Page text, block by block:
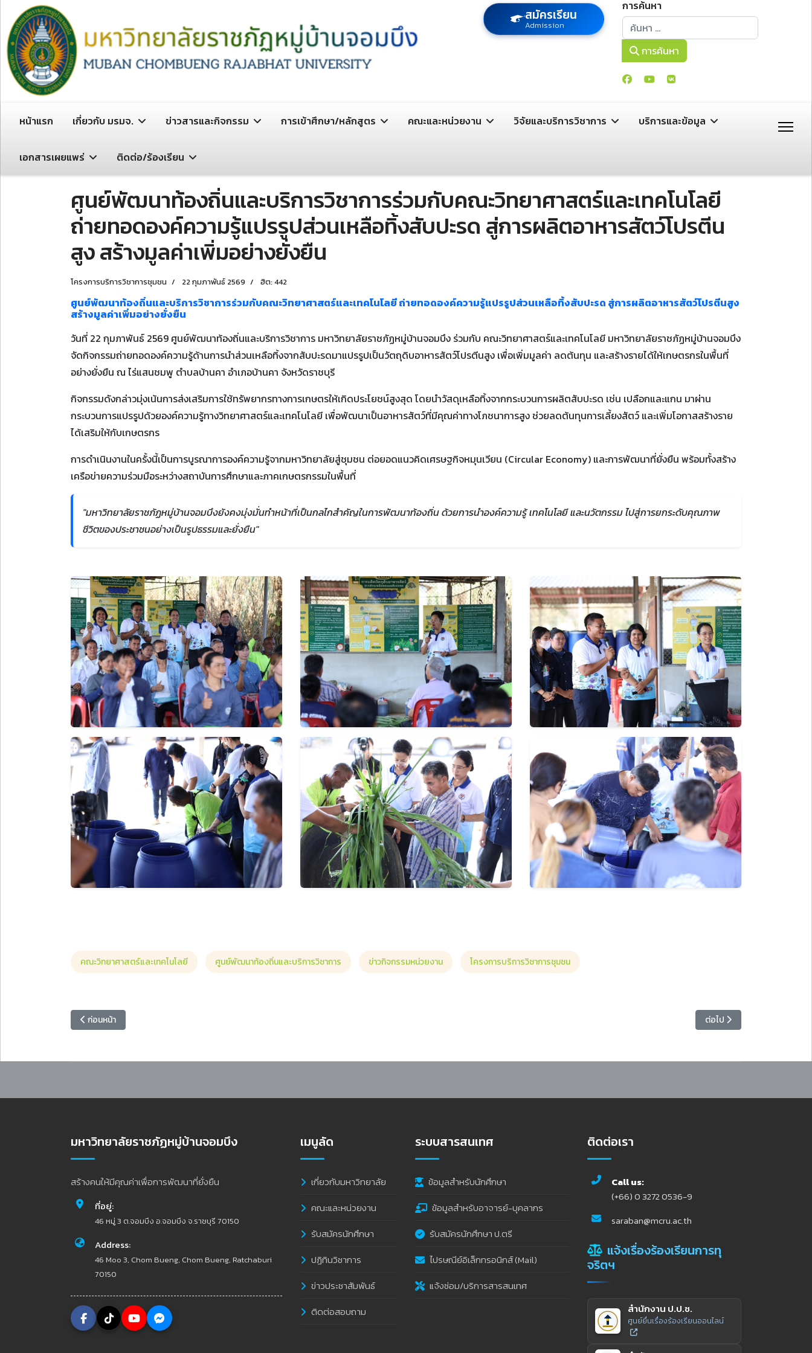
สมัครเรียน
Admission
การค้นหา
การค้นหา
การค้นหา
หน้าแรก เกี่ยวกับ มรมจ. ข่าวสารและกิจกรรม การเข้าศึกษา/หลักสูตร คณะและหน่วยงาน วิจัยและบริการวิชาการ บริการและข้อมูล
เอกสารเผยแพร่ ติดต่อ/ร้องเรียน
ศูนย์พัฒนาท้องถิ่นและบริการวิชาการร่วมกับคณะวิทยาศาสตร์และเทคโนโลยี
ถ่ายทอดองค์ความรู้แปรรูปส่วนเหลือทิ้งสับปะรด สู่การผลิตอาหารสัตว์โปรตีน
สูง สร้างมูลค่าเพิ่มอย่างยั่งยืน
โครงการบริการวิชาการชุมชน 22 กุมภาพันธ์ 2569 ฮิต: 442
ศูนย์พัฒนาท้องถิ่นและบริการวิชาการร่วมกับคณะวิทยาศาสตร์และเทคโนโลยี ถ่ายทอดองค์ความรู้แปรรูปส่วนเหลือทิ้งสับปะรด สู่การผลิตอาหารสัตว์โปรตีนสูง
สร้างมูลค่าเพิ่มอย่างยั่งยืน
วันที่ 22 กุมภาพันธ์ 2569 ศูนย์พัฒนาท้องถิ่นและบริการวิชาการ มหาวิทยาลัยราชภัฏหมู่บ้านจอมบึง ร่วมกับ คณะวิทยาศาสตร์และเทคโนโลยี มหาวิทยาลัยราชภัฏหมู่บ้านจอมบึง
จัดกิจกรรมถ่ายทอดองค์ความรู้ด้านการนำส่วนเหลือทิ้งจากสับปะรดมาแปรรูปเป็นวัตถุดิบอาหารสัตว์โปรตีนสูง เพื่อเพิ่มมูลค่า ลดต้นทุน และสร้างรายได้ให้เกษตรกรในพื้นที่
อย่างยั่งยืน ณ ไร่แสนชมพู ตำบลบ้านคา อำเภอบ้านคา จังหวัดราชบุรี
กิจกรรมดังกล่าวมุ่งเน้นการส่งเสริมการใช้ทรัพยากรทางการเกษตรให้เกิดประโยชน์สูงสุด โดยนำวัสดุเหลือทิ้งจากกระบวนการผลิตสับปะรด เช่น เปลือกและแกน มาผ่าน
กระบวนการแปรรูปด้วยองค์ความรู้ทางวิทยาศาสตร์และเทคโนโลยี เพื่อพัฒนาเป็นอาหารสัตว์ที่มีคุณค่าทางโภชนาการสูง ช่วยลดต้นทุนการเลี้ยงสัตว์ และเพิ่มโอกาสสร้างราย
ได้เสริมให้กับเกษตรกร
การดำเนินงานในครั้งนี้เป็นการบูรณาการองค์ความรู้จากมหาวิทยาลัยสู่ชุมชน ต่อยอดแนวคิดเศรษฐกิจหมุนเวียน (Circular Economy) และการพัฒนาที่ยั่งยืน พร้อมทั้งสร้าง
เครือข่ายความร่วมมือระหว่างสถาบันการศึกษาและภาคเกษตรกรรมในพื้นที่
"มหาวิทยาลัยราชภัฏหมู่บ้านจอมบึงยังคงมุ่งมั่นทำหน้าที่เป็นกลไกสำคัญในการพัฒนาท้องถิ่น ด้วยการนำองค์ความรู้ เทคโนโลยี และนวัตกรรม ไปสู่การยกระดับคุณภาพ
ชีวิตของประชาชนอย่างเป็นรูปธรรมและยั่งยืน"
คณะวิทยาศาสตร์และเทคโนโลยี ศูนย์พัฒนาท้องถิ่นและบริการวิชาการ ข่าวกิจกรรมหน่วยงาน โครงการบริการวิชาการชุมชน
เนื้อหาก่อนหน้า: คณะวิทยาศาสตร์และเทคโนโลยี ถ่ายทอดเทคโนโลยีขับเคลื่อนเศรษฐกิจฐานราก ตามหลักปรัชญาเศรษฐกิจพอเพียง
ก่อนหน้า เนื้อหาถัดไป: สาขาวิชาการจั
ต่อไป
มหาวิทยาลัยราชภัฏหมู่บ้านจอมบึง
สร้างคนให้มีคุณค่าเพื่อการพัฒนาที่ยั่งยืน
ที่อยู่:
46 หมู่ 3 ต.จอมบึง อ.จอมบึง จ.ราชบุรี 70150
Address:
46 Moo 3, Chom Bueng, Chom Bueng, Ratchaburi
70150
เมนูลัด
เกี่ยวกับมหาวิทยาลัย
คณะและหน่วยงาน
รับสมัครนักศึกษา
ปฏิทินวิชาการ
ข่าวประชาสัมพันธ์
ติดต่อสอบถาม
ระบบสารสนเทศ
ข้อมูลสำหรับนักศึกษา
ข้อมูลสำหรับอาจารย์-บุคลากร
รับสมัครนักศึกษา ป.ตรี
ไปรษณีย์อิเล็กทรอนิกส์ (Mail)
แจ้งซ่อม/บริการสารสนเทศ
ติดต่อเรา
Call us:
(+66) 0 3272 0536-9
saraban@mcru.ac.th
แจ้งเรื่องร้องเรียนการทุ
จริตฯ
สำนักงาน ป.ป.ช.
ศูนย์ยื่นเรื่องร้องเรียนออนไลน์